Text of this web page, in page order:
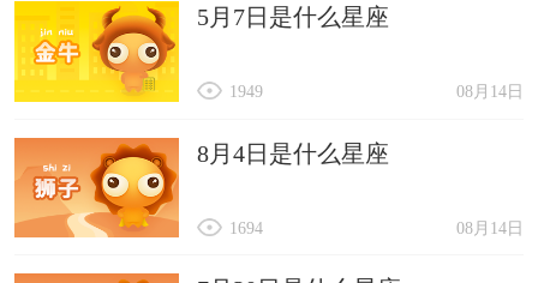
5月7日是什么星座
08月14日
1949
8月4日是什么星座
08月14日
1694